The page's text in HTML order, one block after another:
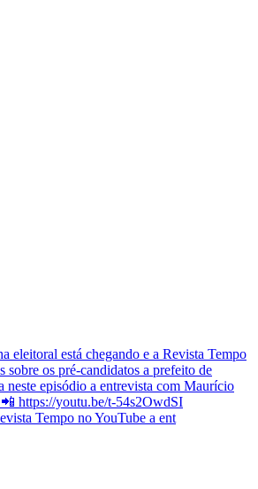
Tempo no YouTube a ent